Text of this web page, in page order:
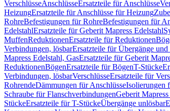
VerschlüsseAnschlüsseErsatzteile für Anschlüsse
HeizungErsatzteile für Anschlüsse für Heizung
RohreBefestigungen für RohreBefestigungen für
EdelstahlErsatzteile für Geberit Mapress Edelstahl
MuffenReduktionenErsatzteile für Reduktionen
Verbindungen, lösbarErsatzteile für Übergänge
Mapress Edelstahl, GasErsatzteile für Geberit
ReduktionenBögenErsatzteile für BögenT-Stücke
Verbindungen, lösbarVerschlüsseErsatzteile für
RohrendeDämmungen für AnschlüsseIsolierungen
Schraube für FlanschverbindungenGeberit
StückeErsatzteile für T-StückeÜbergänge unlösbar